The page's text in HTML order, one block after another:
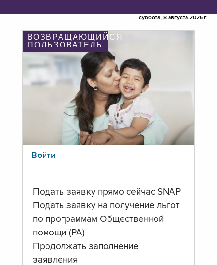
суббота, 8 августа 2026 г.
ВОЗВРАЩАЮЩИЙСЯ
ПОЛЬЗОВАТЕЛЬ
Войти
Подать заявку прямо сейчас SNAP
Подать заявку на получение льгот
по программам Общественной
помощи (PA)
Продолжать заполнение
заявления